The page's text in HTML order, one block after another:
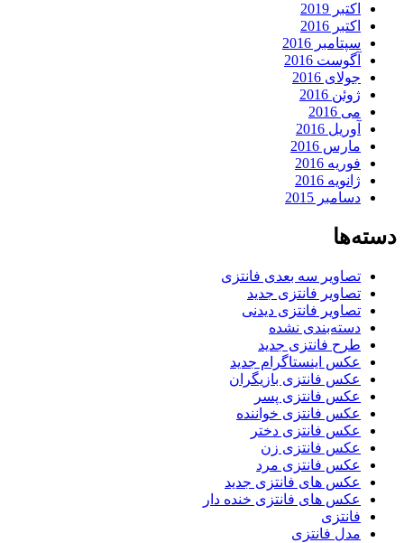
2019
2016
2016
2016
2016
2016
2016
2016
2016
2016
2015
سه بعدی فانتزی
فانتزی جدید
فانتزی دیدنی
نشده
فانتزی جدید
اینستاگرام جدید
فانتزی بازیگران
فانتزی پسر
فانتزی خواننده
فانتزی دختر
فانتزی زن
فانتزی مرد
های فانتزی جدید
های فانتزی خنده دار
فانتزی